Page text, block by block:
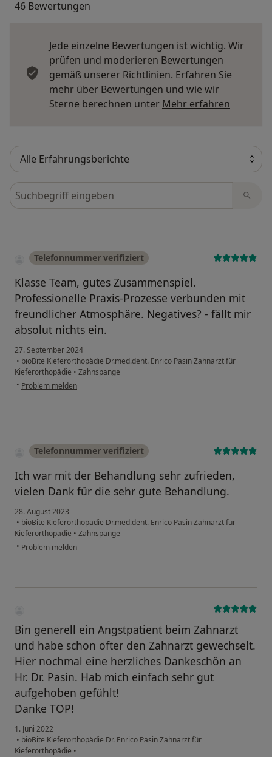
46 Bewertungen
Jede einzelne Bewertungen ist wichtig. Wir
prüfen und moderieren Bewertungen
gemäß unserer Richtlinien. Erfahren Sie
mehr über Bewertungen und wie wir
Sterne berechnen unter Mehr erfahren
Bewertungen durchsuchen
Telefonnummer verifiziert
Klasse Team, gutes Zusammenspiel.
Professionelle Praxis-Prozesse verbunden mit
freundlicher Atmosphäre. Negatives? - fällt mir
absolut nichts ein.
27. September 2024
• bioBite Kieferorthopädie Dr.med.dent. Enrico Pasin Zahnarzt für
Kieferorthopädie • Zahnspange
• Problem melden
Telefonnummer verifiziert
Ich war mit der Behandlung sehr zufrieden,
vielen Dank für die sehr gute Behandlung.
28. August 2023
• bioBite Kieferorthopädie Dr.med.dent. Enrico Pasin Zahnarzt für
Kieferorthopädie • Zahnspange
• Problem melden
Bin generell ein Angstpatient beim Zahnarzt
und habe schon öfter den Zahnarzt gewechselt.
Hier nochmal eine herzliches Dankeschön an
Hr. Dr. Pasin. Hab mich einfach sehr gut
aufgehoben gefühlt!
Danke TOP!
1. Juni 2022
• bioBite Kieferorthopädie Dr. Enrico Pasin Zahnarzt für
Kieferorthopädie •